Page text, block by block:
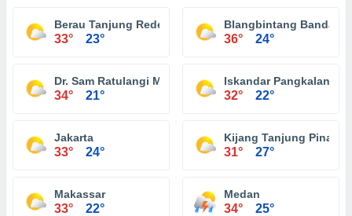
Berau Tanjung Redeb
33° 23°
Blangbintang Banda
36° 24°
Dr. Sam Ratulangi Menado
34° 21°
Iskandar Pangkalan
32° 22°
Jakarta
33° 24°
Kijang Tanjung Pinang
31° 27°
Makassar
33° 22°
Medan
34° 25°